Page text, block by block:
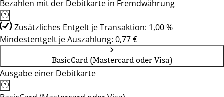
Bezahlen mit der Debitkarte in Fremdwährung
Zusätzliches Entgelt je Transaktion: 1,00 %
Mindestentgelt je Auszahlung: 0,77 €
BasicCard (Mastercard oder Visa)
Ausgabe einer Debitkarte